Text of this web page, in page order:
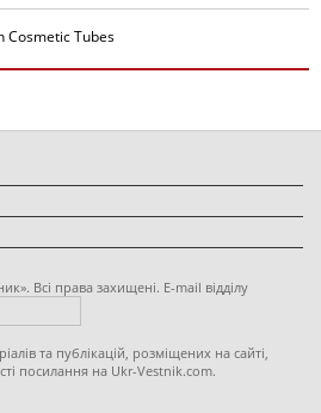
Cosmetic Tubes
Всі права захищені. E-mail відділу
та публікацій, розміщених на сайті,
посилання на Ukr-Vestnik.com.